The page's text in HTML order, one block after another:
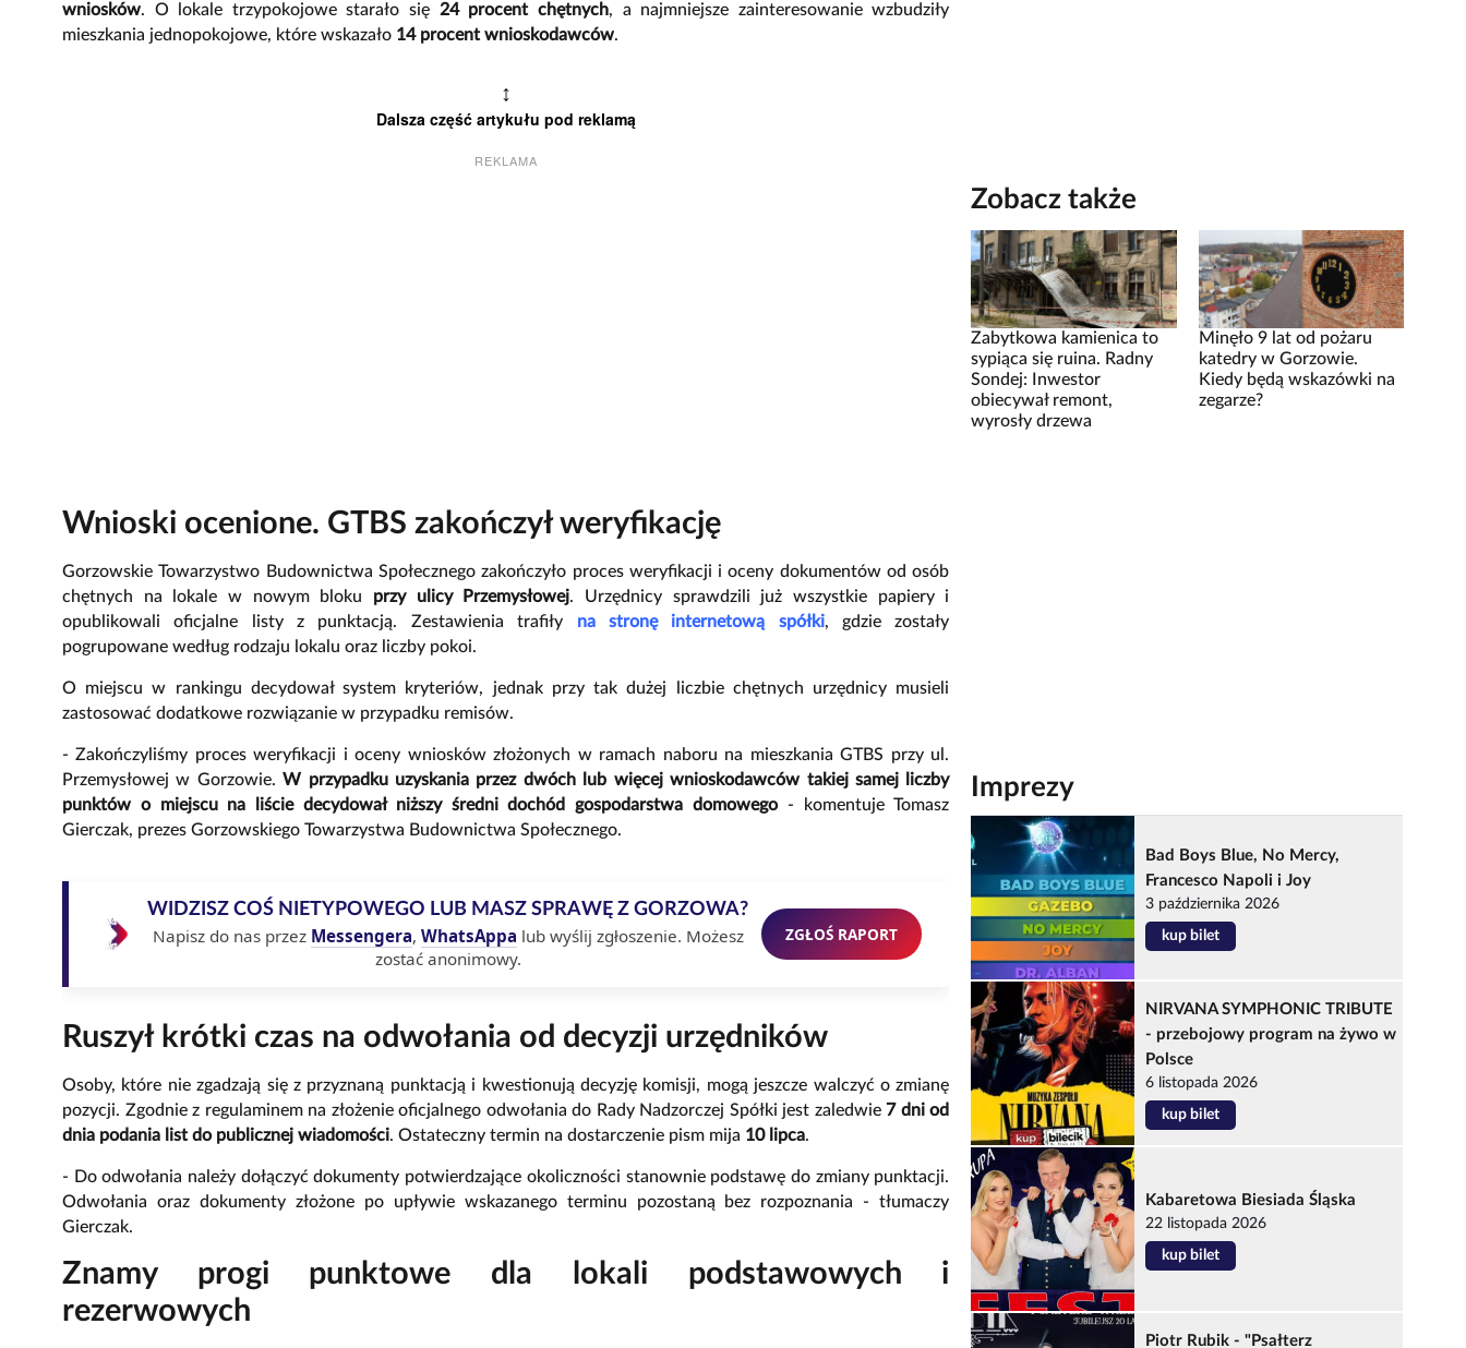
wniosków. O lokale trzypokojowe starało się 24 procent chętnych, a najmniejsze zainteresowanie wzbudziły
mieszkania jednopokojowe, które wskazało 14 procent wnioskodawców.
↕
Dalsza część artykułu pod reklamą
REKLAMA
Wnioski ocenione. GTBS zakończył weryfikację
Gorzowskie Towarzystwo Budownictwa Społecznego zakończyło proces weryfikacji i oceny dokumentów od osób
chętnych na lokale w nowym bloku przy ulicy Przemysłowej. Urzędnicy sprawdzili już wszystkie papiery i
opublikowali oficjalne listy z punktacją. Zestawienia trafiły na stronę internetową spółki, gdzie zostały
pogrupowane według rodzaju lokalu oraz liczby pokoi.
O miejscu w rankingu decydował system kryteriów, jednak przy tak dużej liczbie chętnych urzędnicy musieli
zastosować dodatkowe rozwiązanie w przypadku remisów.
- Zakończyliśmy proces weryfikacji i oceny wniosków złożonych w ramach naboru na mieszkania GTBS przy ul.
Przemysłowej w Gorzowie. W przypadku uzyskania przez dwóch lub więcej wnioskodawców takiej samej liczby
punktów o miejscu na liście decydował niższy średni dochód gospodarstwa domowego- komentuje Tomasz
Gierczak, prezes Gorzowskiego Towarzystwa Budownictwa Społecznego.
WIDZISZ COŚ NIETYPOWEGO LUB MASZ SPRAWĘ Z GORZOWA?
Napisz do nas przez Messengera, WhatsAppa lub wyślij zgłoszenie. Możesz
zostać anonimowy.
ZGŁOŚ RAPORT
Ruszył krótki czas na odwołania od decyzji urzędników
Osoby, które nie zgadzają się z przyznaną punktacją i kwestionują decyzję komisji, mogą jeszcze walczyć o zmianę
pozycji. Zgodnie z regulaminem na złożenie oficjalnego odwołania do Rady Nadzorczej Spółki jest zaledwie 7 dni od
dnia podania list do publicznej wiadomości. Ostateczny termin na dostarczenie pism mija 10 lipca.
- Do odwołania należy dołączyć dokumenty potwierdzające okoliczności stanownie podstawę do zmiany punktacji.
Odwołania oraz dokumenty złożone po upływie wskazanego terminu pozostaną bez rozpoznania - tłumaczy
Gierczak.
Znamy progi punktowe dla lokali podstawowych i
rezerwowych
Zobacz także
Zabytkowa kamienica to
sypiąca się ruina. Radny
Sondej: Inwestor
obiecywał remont,
wyrosły drzewa
Minęło 9 lat od pożaru
katedry w Gorzowie.
Kiedy będą wskazówki na
zegarze?
Imprezy
Bad Boys Blue, No Mercy,
Francesco Napoli i Joy
3 października 2026
kup bilet
NIRVANA SYMPHONIC TRIBUTE
- przebojowy program na żywo w
Polsce
6 listopada 2026
kup bilet
Kabaretowa Biesiada Śląska
22 listopada 2026
kup bilet
Piotr Rubik - "Psałterz